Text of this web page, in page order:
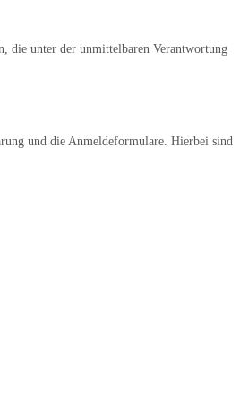
die unter der unmittelbaren Verantwortung
und die Anmeldeformulare. Hierbei sind